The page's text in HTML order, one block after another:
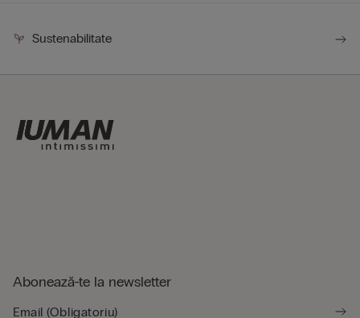
Sustenabilitate
Abonează-te la newsletter